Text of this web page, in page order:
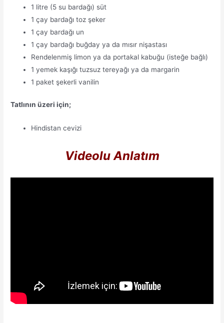
1 litre (5 su bardağı) süt
1 çay bardağı toz şeker
1 çay bardağı un
1 çay bardağı buğday ya da mısır nişastası
Rendelenmiş limon ya da portakal kabuğu (isteğe bağlı)
1 yemek kaşığı tuzsuz tereyağı ya da margarin
1 paket şekerli vanilin
Tatlının üzeri için;
Hindistan cevizi
Videolu Anlatım